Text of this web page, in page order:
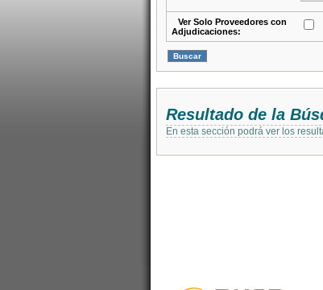
Ver Solo Proveedores con
Adjudicaciones:
Resultado de la
En esta sección podrá ver los